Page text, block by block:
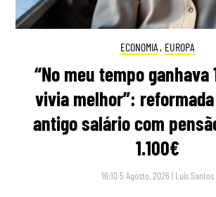
ECONOMIA , EUROPA
“No meu tempo ganhava
vivia melhor”:
antigo salário com
1.100€
16:10 5 Agosto, 2026 | Luís Santos